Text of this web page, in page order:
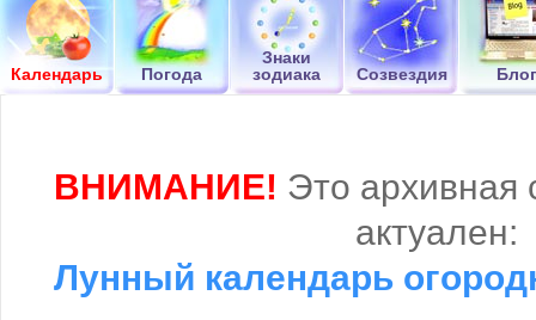
Календарь Погода
Знаки
зодиака
Созвездия Блог
ВНИМАНИЕ! Это архивная
актуален:
Лунный календарь